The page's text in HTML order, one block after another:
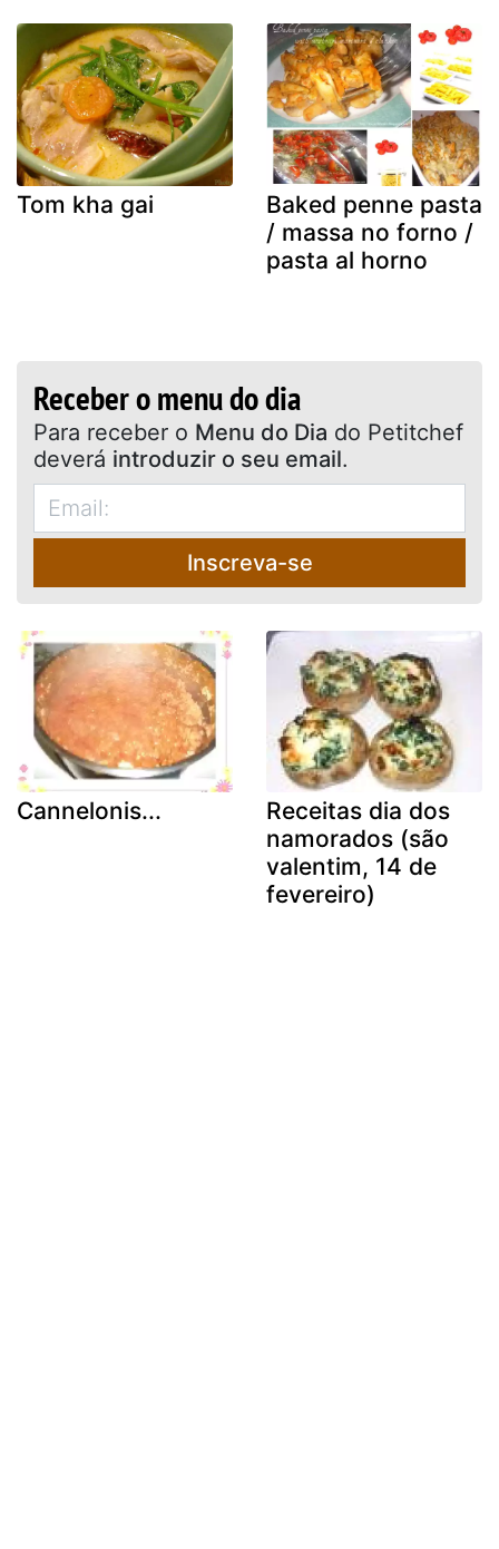
Tom kha gai
Baked penne pasta
/ massa no forno /
pasta al horno
Receber o menu do dia
Para receber o Menu do Dia do Petitchef
deverá introduzir o seu email.
Inscreva-se
Cannelonis...
Receitas dia dos
namorados (são
valentim, 14 de
fevereiro)